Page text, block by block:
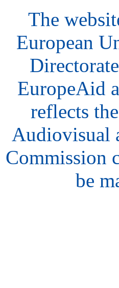
The
European
EuropeAid
reflects
Audiovisual
Commission
be